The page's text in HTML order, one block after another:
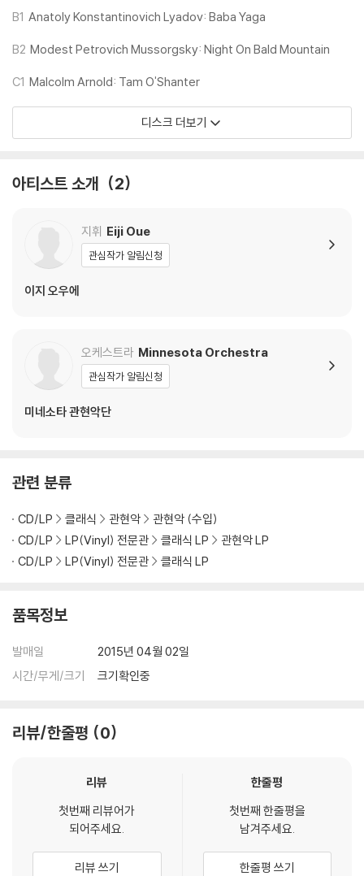
※ 재킷/구성품/포장 상태
1) 제작/배송 과정에 따라 경미한 재킷 주름, 모서리 눌림, 갈라짐이 발생
할 수 있으며 속지(이너 슬리브)는 디스크와의 접촉으로 인해 갈라질 수
외관상 불량 확인되는 상품을 개봉 시엔 반품/교환 처리 불가합니다.
2) 디스크 라벨은 공정상 매끄럽게 부착되지 않을 수도 있으며 겉포장 비
닐은 품질보증대상이 아닙니다.
1) 침압 조절 기능이 없는 턴테이블을 사용하시는 경우, (주로 올인원 형태
모델) 다이내믹 사운드의 편차가 큰 트랙을 재생할 때 이상 현상이 발생할
수 있습니다.
기기 문제로 인해 발생하는 재생 불량 현상에 대해서는 반품/교환이 불가
하니 침압 조절이 가능한 기기에서 재생하실 것을 권유 드립니다.
3) 바늘에 먼지가 쌓이는 경우에도 재생이 원활하지 않을 수 있습니다.
1) 열을 가하여 제작하는 바이닐 공정 특성상 디스크 표면이 미세하게 울
가능합니다.
지되도록 디스크 센터 홀 구경이 작게 제작되는 경우가 있습니다. 턴테이
블 스핀들에 맞지 않는 경우에는 전용 제품 등을 이용하여 센터 홀을 조정
하시면 해결됩니다.
불량으로 인한 반품/교환이 가능합니다
※ 컬러 디스크
아래에 해당하는 경우는 불량이 아니므로 개봉 후 반품/교환이 불가합니
2) 컬러 디스크의 특성상 제작 공정시 앨범마다 색상 차이가 나는 경우도
등이 발생할 수 있습니다.
※ 반품/교환 안내
상을 요청할 수 있으며, 동영상이 없는 경우 반품/교환이 제한될 수 있습니
B1 Anatoly Konstantinovich Lyadov: Baba Yaga
B2 Modest Petrovich Mussorgsky: Night On Bald Mountain
C1 Malcolm Arnold: Tam O'Shanter
디스크 더보기
아티스트 소개 2
지휘 Eiji Oue
관심작가 알림신청
이지 오우에
오케스트라 Minnesota Orchestra
관심작가 알림신청
미네소타 관현악단
관련 분류
CD/LP 클래식 관현악
관현악 (수입)
CD/LP
LP(Vinyl) 전문관 클래식 LP
관현악 LP
CD/LP
LP(Vinyl) 전문관 클래식 LP
품목정보
발매일
2015년 04월 02일
시간/무게/크기
크기확인중
리뷰/한줄평 0
리뷰
첫번째 리뷰어가
되어주세요.
리뷰 쓰기
한줄평
첫번째 한줄평을
남겨주세요.
한줄평 쓰기